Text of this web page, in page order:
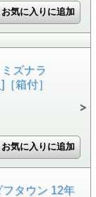
ズナラ
箱付］
タウン 12年